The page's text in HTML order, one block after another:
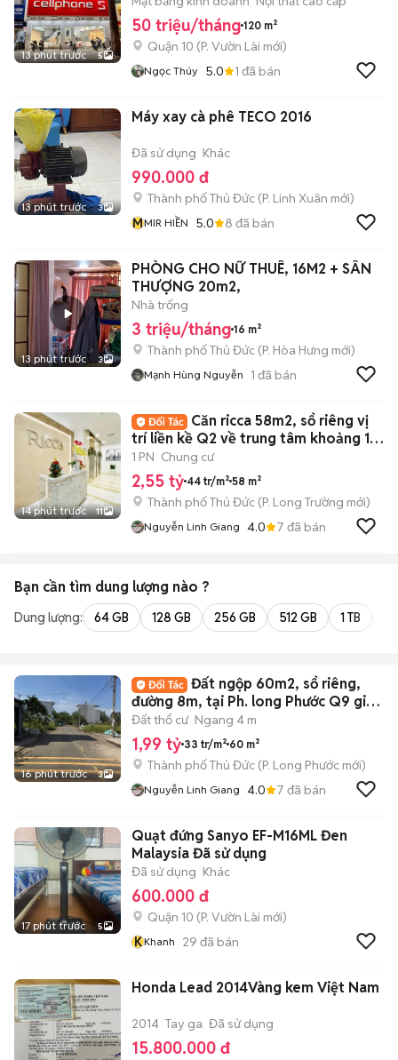
13 phút trước 5
50 triệu/tháng 120 m²
Quận 10 (P. Vườn Lài mới)
Ngọc Thúy 5.0 1 đã bán
13 phút trước 3
Máy xay cà phê TECO 2016
Đã sử dụng Khác
990.000 đ
Thành phố Thủ Đức (P. Linh Xuân mới)
MMIR HIỀN 5.0 8 đã bán
13 phút trước 3
PHÒNG CHO NỮ THUÊ, 16M2 + SÂN
THƯỢNG 20m2,
Nhà trống
3 triệu/tháng 16 m²
Thành phố Thủ Đức (P. Hòa Hưng mới)
Mạnh Hùng Nguyễn 1 đã bán
14 phút trước 11
Căn ricca 58m2, sổ riêng vị
trí liền kề Q2 về trung tâm khoảng 15
phút
1 PN Chung cư
2,55 tỷ 44 tr/m² 58 m²
Thành phố Thủ Đức (P. Long Trường mới)
Nguyễn Linh Giang 4.0 7 đã bán
Bạn cần tìm dung lượng nào ?
Dung lượng: 64 GB 128 GB 256 GB 512 GB 1 TB
16 phút trước 3
Đất ngộp 60m2, sổ riêng,
đường 8m, tại Ph. long Phước Q9 giá 1
tỷ 990
Đất thổ cư Ngang 4 m
1,99 tỷ 33 tr/m² 60 m²
Thành phố Thủ Đức (P. Long Phước mới)
Nguyễn Linh Giang 4.0 7 đã bán
17 phút trước 5
Quạt đứng Sanyo EF-M16ML Đen
Malaysia Đã sử dụng
Đã sử dụng Khác
600.000 đ
Quận 10 (P. Vườn Lài mới)
KKhanh 29 đã bán
Honda Lead 2014Vàng kem Việt Nam
2014 Tay ga Đã sử dụng
15.800.000 đ